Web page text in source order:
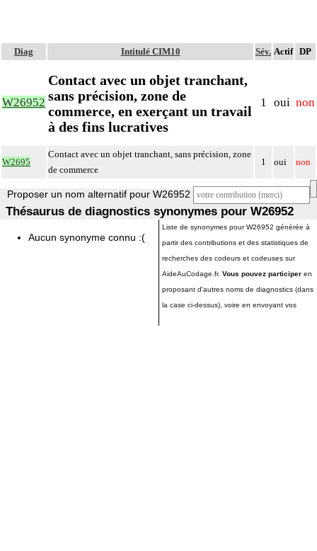
Diag Intitulé CIM10 Sév. Actif DP
W26952
Contact avec un objet tranchant,
sans précision, zone de
commerce, en exerçant un travail
à des fins lucratives
1 oui non
W2695
Contact avec un objet tranchant, sans précision, zone
de commerce
1 oui non
Proposer un nom alternatif pour W26952
Thésaurus de diagnostics synonymes pour W26952
Aucun synonyme connu :(
Liste de synonymes pour W26952 générée à
partir des contributions et des statistiques de
recherches des codeurs et codeuses sur
AideAuCodage.fr. Vous pouvez participer en
proposant d'autres noms de diagnostics (dans
la case ci-dessus), voire en envoyant vos